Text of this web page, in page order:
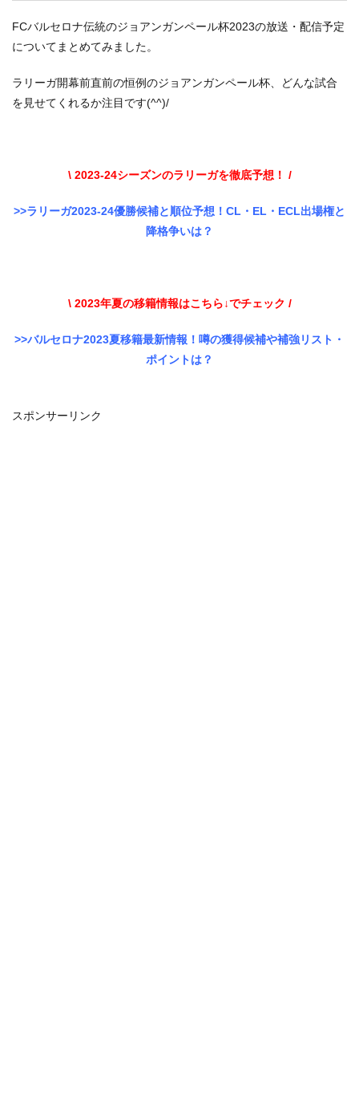
FCバルセロナ伝統のジョアンガンペール杯2023の放送・配信予定
についてまとめてみました。
ラリーガ開幕前直前の恒例のジョアンガンペール杯、どんな試合
を見せてくれるか注目です(^^)/
\ 2023-24シーズンのラリーガを徹底予想！ /
>>ラリーガ2023-24優勝候補と順位予想！CL・EL・ECL出場権と
降格争いは？
\ 2023年夏の移籍情報はこちら↓でチェック /
>>バルセロナ2023夏移籍最新情報！噂の獲得候補や補強リスト・
ポイントは？
スポンサーリンク